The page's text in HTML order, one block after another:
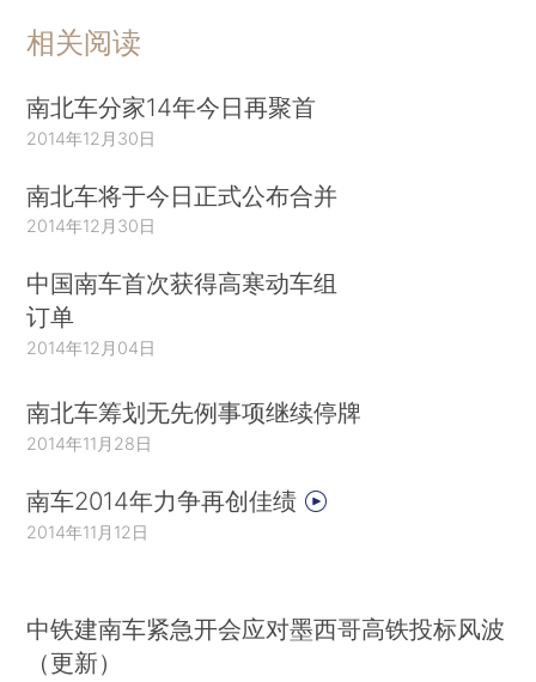
相关阅读
南北车分家14年今日再聚首
2014年12月30日
南北车将于今日正式公布合并
2014年12月30日
中国南车首次获得高寒动车组
订单
2014年12月04日
南北车筹划无先例事项继续停牌
2014年11月28日
南车2014年力争再创佳绩
2014年11月12日
中铁建南车紧急开会应对墨西哥高铁投标风波
（更新）